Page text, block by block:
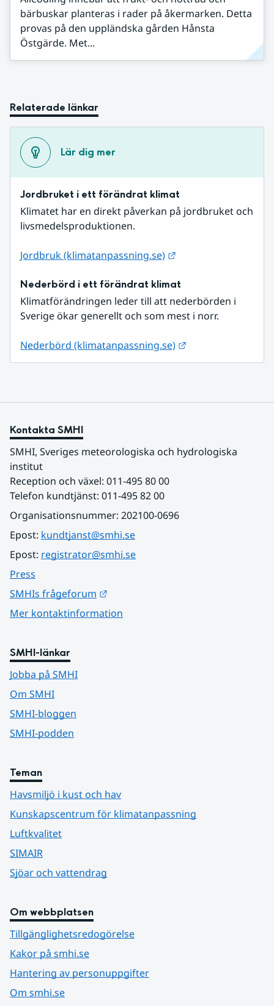
bärbuskar planteras i rader på åkermarken. Detta
provas på den uppländska gården Hånsta
Östgärde. Met...
Relaterade länkar
Lär dig mer
Jordbruket i ett förändrat klimat
Klimatet har en direkt påverkan på jordbruket och
livsmedelsproduktionen.
Jordbruk (klimatanpassning.se)
Nederbörd i ett förändrat klimat
Klimatförändringen leder till att nederbörden i
Sverige ökar generellt och som mest i norr.
Nederbörd (klimatanpassning.se)
Kontakta SMHI
SMHI, Sveriges meteorologiska och hydrologiska
institut
Reception och växel: 011-495 80 00
Telefon kundtjänst: 011-495 82 00
Organisationsnummer: 202100-0696
Epost: kundtjanst@smhi.se
Epost: registrator@smhi.se
Press
SMHIs frågeforum
Mer kontaktinformation
SMHI-länkar
Jobba på SMHI
Om SMHI
SMHI-bloggen
SMHI-podden
Teman
Havsmiljö i kust och hav
Kunskapscentrum för klimatanpassning
Luftkvalitet
SIMAIR
Sjöar och vattendrag
Om webbplatsen
Tillgänglighetsredogörelse
Kakor på smhi.se
Hantering av personuppgifter
Om smhi.se